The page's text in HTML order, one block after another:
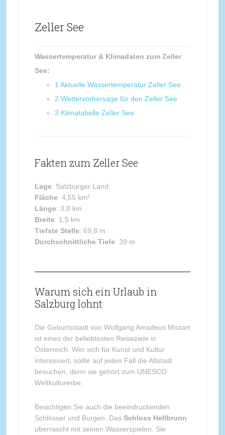
Zeller See
Wassertemperatur & Klimadaten zum Zeller
See:
1 Aktuelle Wassertemperatur Zeller See
2 Wettervorhersage für den Zeller See
3 Klimatabelle Zeller See
Fakten zum Zeller See
Lage: Salzburger Land
Fläche: 4,55 km²
Länge: 3,8 km
Breite: 1,5 km
Tiefste Stelle: 69,8 m
Durchschnittliche Tiefe: 39 m
Warum sich ein Urlaub in
Salzburg lohnt
Die Geburtsstadt von Wolfgang Amadeus Mozart
ist eines der beliebtesten Reiseziele in
Österreich. Wer sich für Kunst und Kultur
interessiert, sollte auf jeden Fall die Altstadt
besuchen, denn sie gehört zum UNESCO
Weltkulturerbe.
Besichtigen Sie auch die beeindruckenden
Schlösser und Burgen. Das Schloss Hellbrunn
überrascht mit seinen Wasserspielen. Sie